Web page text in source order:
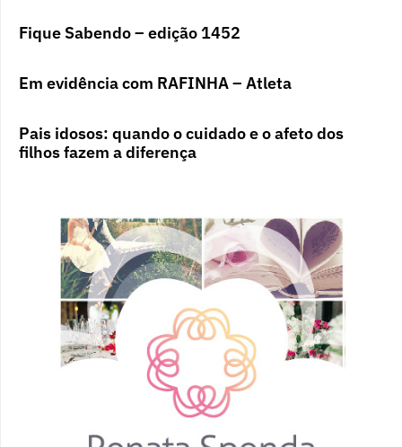
Fique Sabendo – edição 1452
Em evidência com RAFINHA – Atleta
Pais idosos: quando o cuidado e o afeto dos
filhos fazem a diferença